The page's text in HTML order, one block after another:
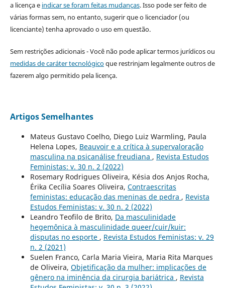
a licença e indicar se foram feitas mudanças. Isso pode ser feito de
várias formas sem, no entanto, sugerir que o licenciador (ou
licenciante) tenha aprovado o uso em questão.
Sem restrições adicionais - Você não pode aplicar termos jurídicos ou
medidas de caráter tecnológicoque restrinjam legalmente outros de
fazerem algo permitido pela licença.
Artigos Semelhantes
Mateus Gustavo Coelho, Diego Luiz Warmling, Paula
Helena Lopes, Beauvoir e a crítica à supervaloração
masculina na psicanálise freudiana , Revista Estudos
Feministas: v. 30 n. 2 (2022)
Rosemary Rodrigues Oliveira, Késia dos Anjos Rocha,
Érika Cecília Soares Oliveira, Contraescritas
feministas: educação das meninas de pedra , Revista
Estudos Feministas: v. 30 n. 2 (2022)
Leandro Teofilo de Brito, Da masculinidade
hegemônica à masculinidade queer/cuir/kuir:
disputas no esporte , Revista Estudos Feministas: v. 29
n. 2 (2021)
Suelen Franco, Carla Maria Vieira, Maria Rita Marques
de Oliveira, Objetificação da mulher: implicações de
gênero na iminência da cirurgia bariátrica , Revista